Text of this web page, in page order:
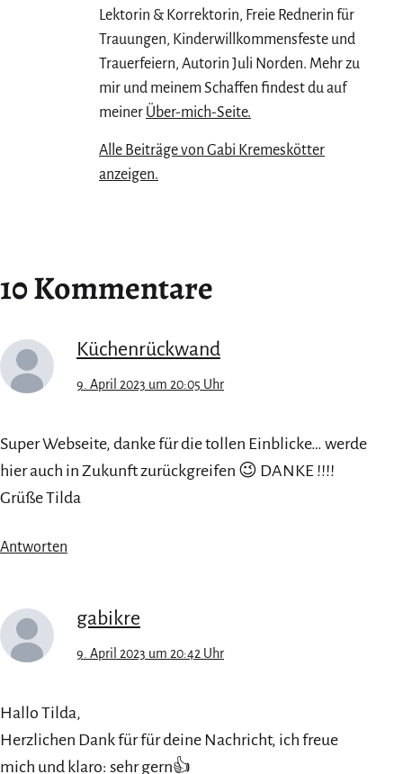
Lektorin & Korrektorin, Freie Rednerin für
Trauungen, Kinderwillkommensfeste und
Trauerfeiern, Autorin Juli Norden. Mehr zu
mir und meinem Schaffen findest du auf
meiner Über-mich-Seite.
Alle Beiträge von Gabi Kremeskötter
anzeigen.
10 Kommentare
Küchenrückwand
9. April 2023 um 20:05 Uhr
Super Webseite, danke für die tollen Einblicke… werde
hier auch in Zukunft zurückgreifen 😉 DANKE !!!!
Grüße Tilda
Antworten
gabikre
9. April 2023 um 20:42 Uhr
Hallo Tilda,
Herzlichen Dank für für deine Nachricht, ich freue
mich und klaro: sehr gern👍